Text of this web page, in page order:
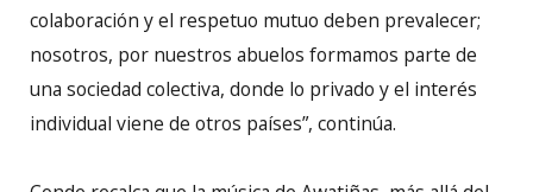
colaboración y el respetuo mutuo deben prevalecer;
nosotros, por nuestros abuelos formamos parte de
una sociedad colectiva, donde lo privado y el interés
individual viene de otros países”, continúa.